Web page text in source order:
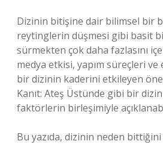
Dizinin bitişine dair bilimsel bir
reytinglerin düşmesi gibi basit
sürmekten çok daha fazlasını
medya etkisi, yapım süreçleri
bir dizinin kaderini etkileyen
Kanıt: Ateş Üstünde gibi bir
faktörlerin birleşimiyle
Bu yazıda, dizinin neden